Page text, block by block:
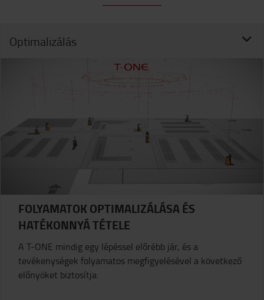
Optimalizálás
FOLYAMATOK OPTIMALIZÁLÁSA ÉS
HATÉKONNYÁ TÉTELE
A T-ONE mindig egy lépéssel előrébb jár, és a
tevékenységek folyamatos megfigyelésével a következő
előnyöket biztosítja: